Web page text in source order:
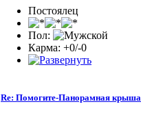
Постоялец
Пол:
Карма: +0/-0
Re: Помогите-Панорамная крыша